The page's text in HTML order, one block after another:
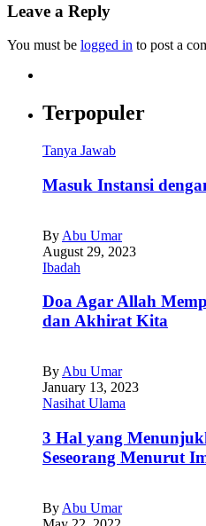
Leave a Reply
You must be logged in to post a
Terpopuler
Tanya Jawab
Masuk Instansi
By Abu Umar
August 29, 2023
Ibadah
Doa Agar Allah
dan Akhirat Kita
By Abu Umar
January 13, 2023
Nasihat Ulama
3 Hal yang
Seseorang Menurut
By Abu Umar